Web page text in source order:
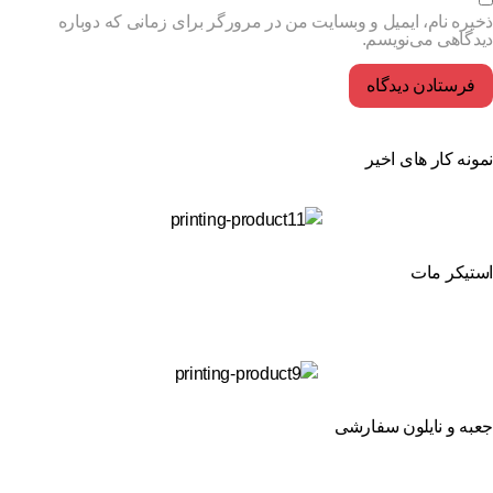
نام، ایمیل و وبسایت من در مرورگر برای زمانی که دوباره
می‌نویسم.
کار های اخیر
مات
و نایلون سفارشی